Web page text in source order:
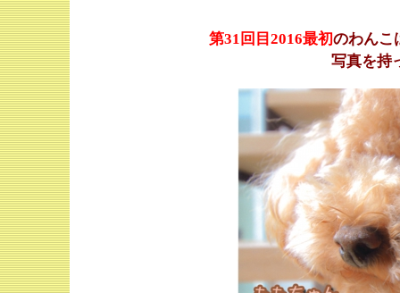
第31 回目2016最初のわんこ
写真を持